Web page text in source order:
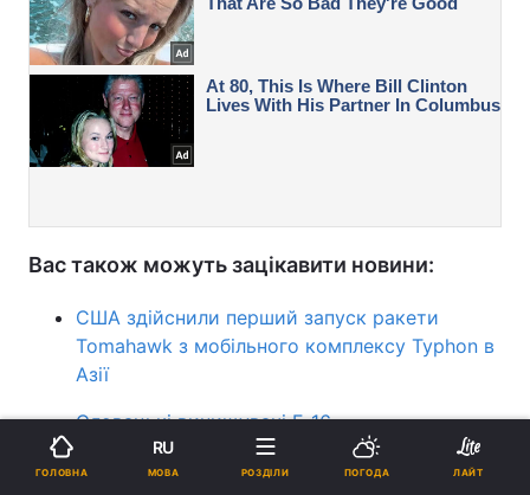
Вас також можуть зацікавити новини:
США здійснили перший запуск ракети
Tomahawk з мобільного комплексу Typhon в
Азії
Словацькі винищувачі F-16
патрулюватимуть повітряний простір Балтії
ГОЛОВНА
RU
МОВА РОЗДІЛИ ПОГОДА ЛАЙТ